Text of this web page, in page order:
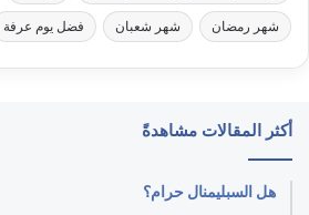
شهر رمضان شهر شعبان فضل يوم عرفة
أكثر المقالات مشاهدةً
هل السبليمنال حرام؟